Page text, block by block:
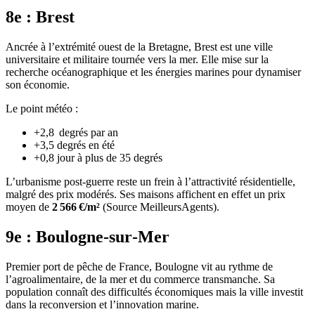
8e : Brest
Ancrée à l’extrémité ouest de la Bretagne, Brest est une ville
universitaire et militaire tournée vers la mer. Elle mise sur la
recherche océanographique et les énergies marines pour dynamiser
son économie.
Le point météo :
+2,8 degrés par an
+3,5 degrés en été
+0,8 jour à plus de 35 degrés
L’urbanisme post-guerre reste un frein à l’attractivité résidentielle,
malgré des prix modérés. Ses maisons affichent en effet un prix
moyen de 2 566 €/m² (Source MeilleursAgents).
9e : Boulogne‑sur‑Mer
Premier port de pêche de France, Boulogne vit au rythme de
l’agroalimentaire, de la mer et du commerce transmanche. Sa
population connaît des difficultés économiques mais la ville investit
dans la reconversion et l’innovation marine.